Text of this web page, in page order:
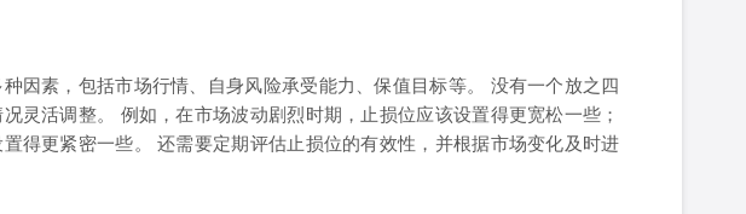
因素，包括市场行情、自身风险承受能力、保值目标等。 没有一个放之四
灵活调整。 例如，在市场波动剧烈时期，止损位应该设置得更宽松一些；
得更紧密一些。 还需要定期评估止损位的有效性，并根据市场变化及时进